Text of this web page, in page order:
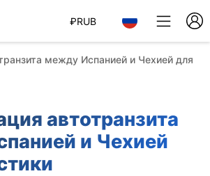
₽RUB
между Испанией и Чехией для
автотранзита
и Чехией